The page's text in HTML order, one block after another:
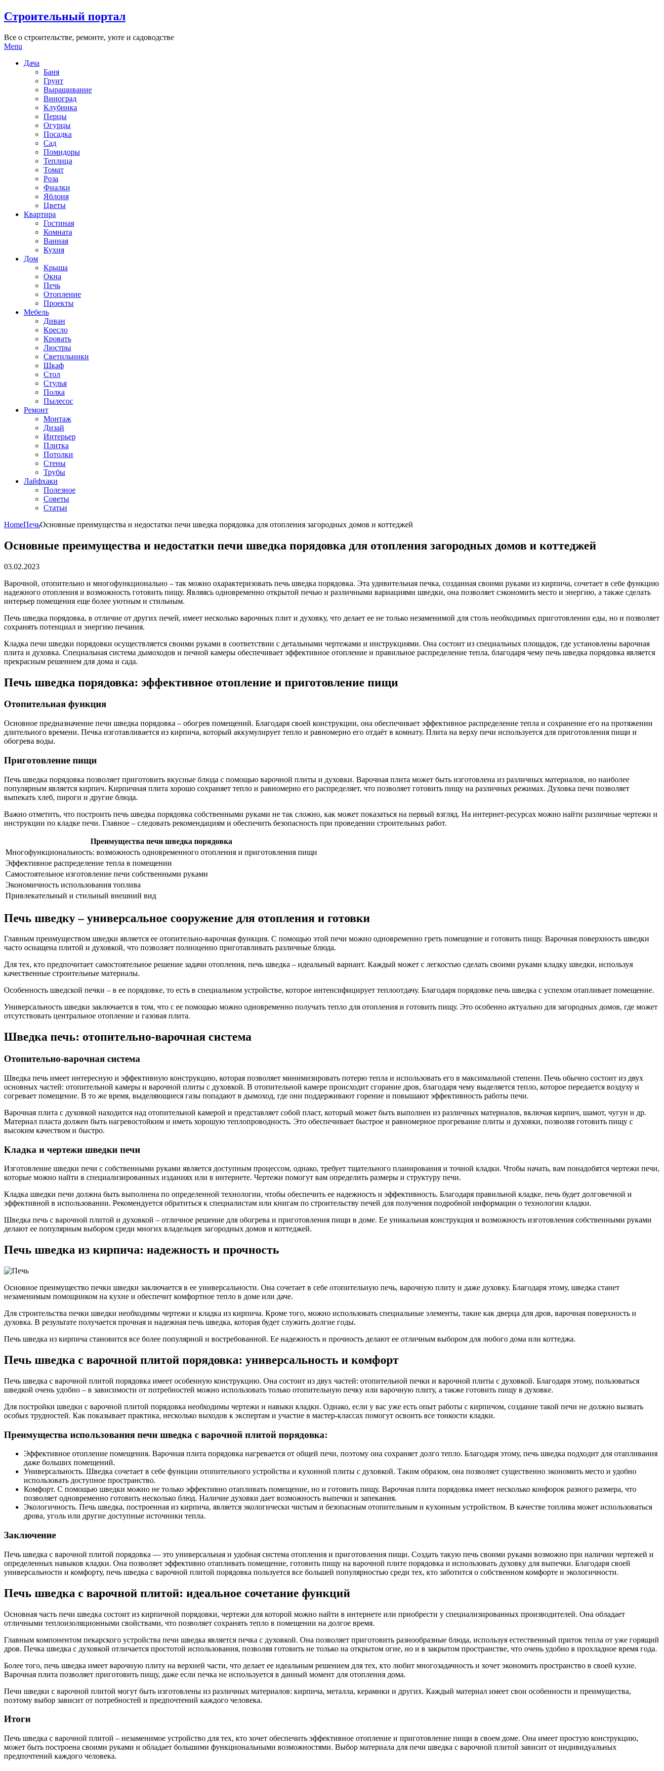
Skip
to
Строительный портал
Все о строительстве, ремонте, уюте и садоводстве
Menu
Дача
Баня
Грунт
Выращивание
Виноград
Клубника
Перцы
Огурцы
Посадка
Сад
Помидоры
Теплица
Томат
Роза
Фиалки
Яблоня
Цветы
Квартира
Гостиная
Комната
Ванная
Кухня
Дом
Крыша
Окна
Печь
Отопление
Проекты
Мебель
Диван
Кресло
Кровать
Люстры
Светильники
Шкаф
Стол
Стулья
Полка
Пылесос
Ремонт
Монтаж
Дизай
Интерьер
Плитка
Потолки
Стены
Трубы
Лайфхаки
Полезное
Советы
Статьи
HomeПечьОсновные преимущества и недостатки печи шведка порядовка для отопления загородных домов и коттеджей
Основные преимущества и недостатки печи шведка порядовка для отопления загородных домов и коттеджей
03.02.2023
Варочной, отопительно и многофункционально – так можно охарактеризовать печь шведка порядовка. Эта удивительная печка, созданная своими руками из кирпича, сочетает в себе функцию
надежного отопления и возможность готовить пищу. Являясь одновременно открытой печью и различными вариациями шведки, она позволяет сэкономить место и энергию, а также сделать
интерьер помещения еще более уютным и стильным.
Печь шведка порядовка, в отличие от других печей, имеет несколько варочных плит и духовку, что делает ее не только незаменимой для столь необходимых приготовлении еды, но и позволяет
сохранять потенциал и энергию печания.
Кладка печи шведки порядовки осуществляется своими руками в соответствии с детальными чертежами и инструкциями. Она состоит из специальных площадок, где установлены варочная
плита и духовка. Специальная система дымоходов и печной камеры обеспечивает эффективное отопление и правильное распределение тепла, благодаря чему печь шведка порядовка является
прекрасным решением для дома и сада.
Печь шведка порядовка: эффективное отопление и приготовление пищи
Отопительная функция
Основное предназначение печи шведка порядовка – обогрев помещений. Благодаря своей конструкции, она обеспечивает эффективное распределение тепла и сохранение его на протяжении
длительного времени. Печка изготавливается из кирпича, который аккумулирует тепло и равномерно его отдаёт в комнату. Плита на верху печи используется для приготовления пищи и
обогрева воды.
Приготовление пищи
Печь шведка порядовка позволяет приготовить вкусные блюда с помощью варочной плиты и духовки. Варочная плита может быть изготовлена из различных материалов, но наиболее
популярным является кирпич. Кирпичная плита хорошо сохраняет тепло и равномерно его распределяет, что позволяет готовить пищу на различных режимах. Духовка печи позволяет
выпекать хлеб, пироги и другие блюда.
Важно отметить, что построить печь шведка порядовка собственными руками не так сложно, как может показаться на первый взгляд. На интернет-ресурсах можно найти различные чертежи и
инструкции по кладке печи. Главное – следовать рекомендациям и обеспечить безопасность при проведении строительных работ.
Преимущества печи шведка порядовка
Многофункциональность: возможность одновременного отопления и приготовления пищи
Эффективное распределение тепла в помещении
Самостоятельное изготовление печи собственными руками
Экономичность использования топлива
Привлекательный и стильный внешний вид
Печь шведку – универсальное сооружение для отопления и готовки
Главным преимуществом шведки является ее отопительно-варочная функция. С помощью этой печи можно одновременно греть помещение и готовить пищу. Варочная поверхность шведки
часто оснащена плитой и духовкой, что позволяет полноценно приготавливать различные блюда.
Для тех, кто предпочитает самостоятельное решение задачи отопления, печь шведка – идеальный вариант. Каждый может с легкостью сделать своими руками кладку шведки, используя
качественные строительные материалы.
Особенность шведской печки – в ее порядовке, то есть в специальном устройстве, которое интенсифицирует теплоотдачу. Благодаря порядовке печь шведка с успехом отапливает помещение.
Универсальность шведки заключается в том, что с ее помощью можно одновременно получать тепло для отопления и готовить пищу. Это особенно актуально для загородных домов, где может
отсутствовать центральное отопление и газовая плита.
Шведка печь: отопительно-варочная система
Отопительно-варочная система
Шведка печь имеет интересную и эффективную конструкцию, которая позволяет минимизировать потерю тепла и использовать его в максимальной степени. Печь обычно состоит из двух
основных частей: отопительной камеры и варочной плиты с духовкой. В отопительной камере происходит сгорание дров, благодаря чему выделяется тепло, которое передается воздуху и
согревает помещение. В то же время, выделяющиеся газы попадают в дымоход, где они поддерживают горение и повышают эффективность работы печи.
Варочная плита с духовкой находится над отопительной камерой и представляет собой пласт, который может быть выполнен из различных материалов, включая кирпич, шамот, чугун и др.
Материал пласта должен быть нагревостойким и иметь хорошую теплопроводность. Это обеспечивает быстрое и равномерное прогревание плиты и духовки, позволяя готовить пищу с
высоким качеством и быстро.
Кладка и чертежи шведки печи
Изготовление шведки печи с собственными руками является доступным процессом, однако, требует тщательного планирования и точной кладки. Чтобы начать, вам понадобятся чертежи печи,
которые можно найти в специализированных изданиях или в интернете. Чертежи помогут вам определить размеры и структуру печи.
Кладка шведки печи должна быть выполнена по определенной технологии, чтобы обеспечить ее надежность и эффективность. Благодаря правильной кладке, печь будет долговечной и
эффективной в использовании. Рекомендуется обратиться к специалистам или книгам по строительству печей для получения подробной информации о технологии кладки.
Шведка печь с варочной плитой и духовкой – отличное решение для обогрева и приготовления пищи в доме. Ее уникальная конструкция и возможность изготовления собственными руками
делают ее популярным выбором среди многих владельцев загородных домов и коттеджей.
Печь шведка из кирпича: надежность и прочность
Основное преимущество печки шведки заключается в ее универсальности. Она сочетает в себе отопительную печь, варочную плиту и даже духовку. Благодаря этому, шведка станет
незаменимым помощником на кухне и обеспечит комфортное тепло в доме или даче.
Для строительства печки шведки необходимы чертежи и кладка из кирпича. Кроме того, можно использовать специальные элементы, такие как дверца для дров, варочная поверхность и
духовка. В результате получается прочная и надежная печь шведка, которая будет служить долгие годы.
Печь шведка из кирпича становится все более популярной и востребованной. Ее надежность и прочность делают ее отличным выбором для любого дома или коттеджа.
Печь шведка с варочной плитой порядовка: универсальность и комфорт
Печь шведка с варочной плитой порядовка имеет особенную конструкцию. Она состоит из двух частей: отопительной печки и варочной плиты с духовкой. Благодаря этому, пользоваться
шведкой очень удобно – в зависимости от потребностей можно использовать только отопительную печку или варочную плиту, а также готовить пищу в духовке.
Для постройки шведки с варочной плитой порядовка необходимы чертежи и навыки кладки. Однако, если у вас уже есть опыт работы с кирпичом, создание такой печи не должно вызвать
особых трудностей. Как показывает практика, несколько выходов к экспертам и участие в мастер-классах помогут освоить все тонкости кладки.
Преимущества использования печи шведка с варочной плитой порядовка:
Эффективное отопление помещения. Варочная плита порядовка нагревается от общей печи, поэтому она сохраняет долго тепло. Благодаря этому, печь шведка подходит для отапливания
даже больших помещений.
Универсальность. Шведка сочетает в себе функции отопительного устройства и кухонной плиты с духовкой. Таким образом, она позволяет существенно экономить место и удобно
использовать доступное пространство.
Комфорт. С помощью шведки можно не только эффективно отапливать помещение, но и готовить пищу. Варочная плита порядовка имеет несколько конфорок разного размера, что
позволяет одновременно готовить несколько блюд. Наличие духовки дает возможность выпечки и запекания.
Экологичность. Печь шведка, построенная из кирпича, является экологически чистым и безопасным отопительным и кухонным устройством. В качестве топлива может использоваться
дрова, уголь или другие доступные источники тепла.
Заключение
Печь шведка с варочной плитой порядовка — это универсальная и удобная система отопления и приготовления пищи. Создать такую печь своими руками возможно при наличии чертежей и
определенных навыков кладки. Она позволяет эффективно отапливать помещение, готовить пищу на варочной плите порядовка и использовать духовку для выпечки. Благодаря своей
универсальности и комфорту, печь шведка с варочной плитой порядовка пользуется все большей популярностью среди тех, кто заботится о собственном комфорте и экологичности.
Печь шведка с варочной плитой: идеальное сочетание функций
Основная часть печи шведка состоит из кирпичной порядовки, чертежи для которой можно найти в интернете или приобрести у специализированных производителей. Она обладает
отличными теплоизоляционными свойствами, что позволяет сохранять тепло в помещении на долгое время.
Главным компонентом пекарского устройства печи шведка является печка с духовкой. Она позволяет приготовить разнообразные блюда, используя естественный приток тепла от уже горящий
дров. Печка шведка с духовкой отличается простотой использования, позволяя готовить не только на открытом огне, но и в закрытом пространстве, что очень удобно в прохладное время года.
Более того, печь шведка имеет варочную плиту на верхней части, что делает ее идеальным решением для тех, кто любит многозадачность и хочет экономить пространство в своей кухне.
Варочная плита позволяет приготовить пищу, даже если печка не используется в данный момент для отопления дома.
Печи шведки с варочной плитой могут быть изготовлены из различных материалов: кирпича, металла, керамики и других. Каждый материал имеет свои особенности и преимущества,
поэтому выбор зависит от потребностей и предпочтений каждого человека.
Итоги
Печь шведка с варочной плитой – незаменимое устройство для тех, кто хочет обеспечить эффективное отопление и приготовление пищи в своем доме. Она имеет простую конструкцию,
может быть построена своими руками и обладает большими функциональными возможностями. Выбор материала для печи шведка с варочной плитой зависит от индивидуальных
предпочтений каждого человека.